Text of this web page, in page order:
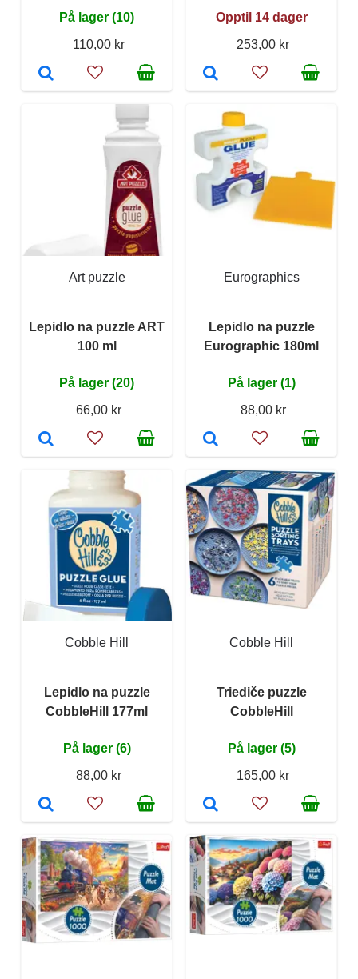
På lager (10)
110,00 kr
Opptil 14 dager
253,00 kr
Art puzzle
Lepidlo na puzzle ART
100 ml
På lager (20)
66,00 kr
Eurographics
Lepidlo na puzzle
Eurographic 180ml
På lager (1)
88,00 kr
Cobble Hill
Lepidlo na puzzle
CobbleHill 177ml
På lager (6)
88,00 kr
Cobble Hill
Triediče puzzle
CobbleHill
På lager (5)
165,00 kr